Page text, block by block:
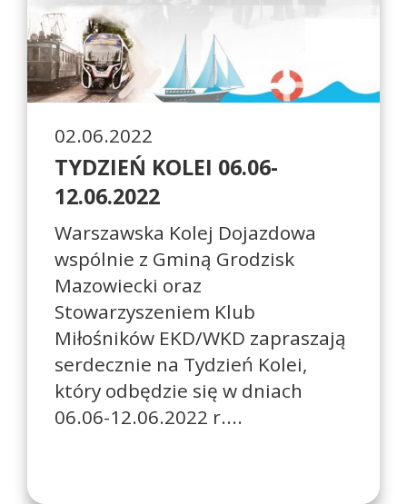
02.06.2022
TYDZIEŃ KOLEI 06.06-
12.06.2022
Warszawska Kolej Dojazdowa
wspólnie z Gminą Grodzisk
Mazowiecki oraz
Stowarzyszeniem Klub
Miłośników EKD/WKD zapraszają
serdecznie na Tydzień Kolei,
który odbędzie się w dniach
06.06-12.06.2022 r....